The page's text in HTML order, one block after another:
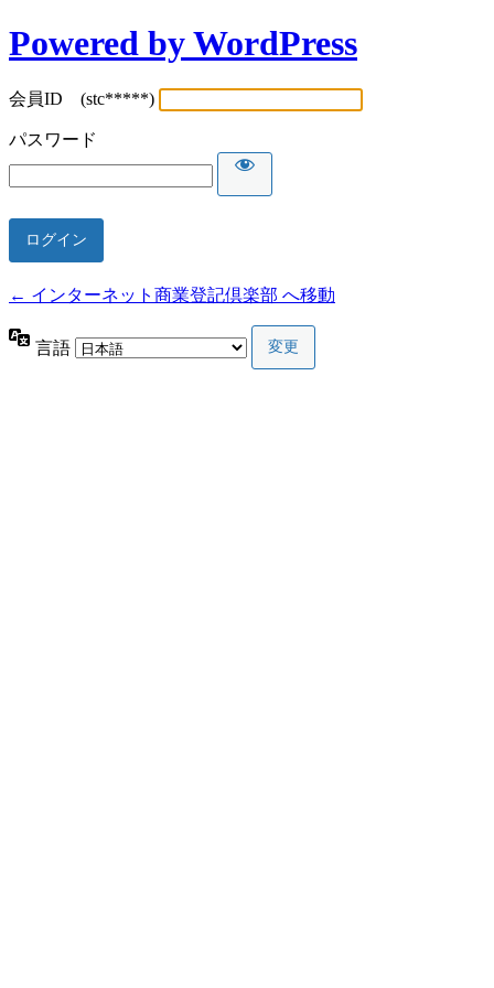
Powered by WordPress
会員ID (stc*****)
パスワード
← インターネット商業登記倶楽部 へ移動
言語